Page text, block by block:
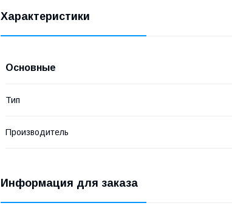
Характеристики
Основные
Тип
Производитель
Информация для заказа